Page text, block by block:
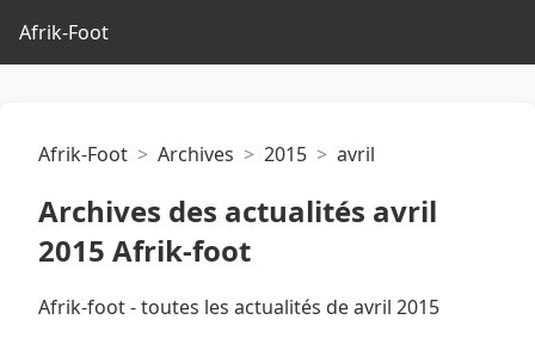
Afrik-Foot
Afrik-Foot Archives 2015 avril
Archives des actualités avril
2015 Afrik-foot
Afrik-foot - toutes les actualités de avril 2015